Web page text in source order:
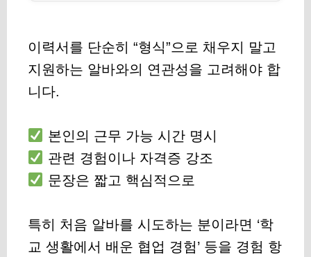
이력서를 단순히 “형식”으로 채우지 말고
지원하는 알바와의 연관성을 고려해야 합
니다.
본인의 근무 가능 시간 명시
관련 경험이나 자격증 강조
문장은 짧고 핵심적으로
특히 처음 알바를 시도하는 분이라면 ‘학
교 생활에서 배운 협업 경험’ 등을 경험 항